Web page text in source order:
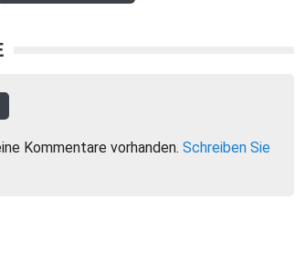
Kommentare vorhanden. Schreiben Sie